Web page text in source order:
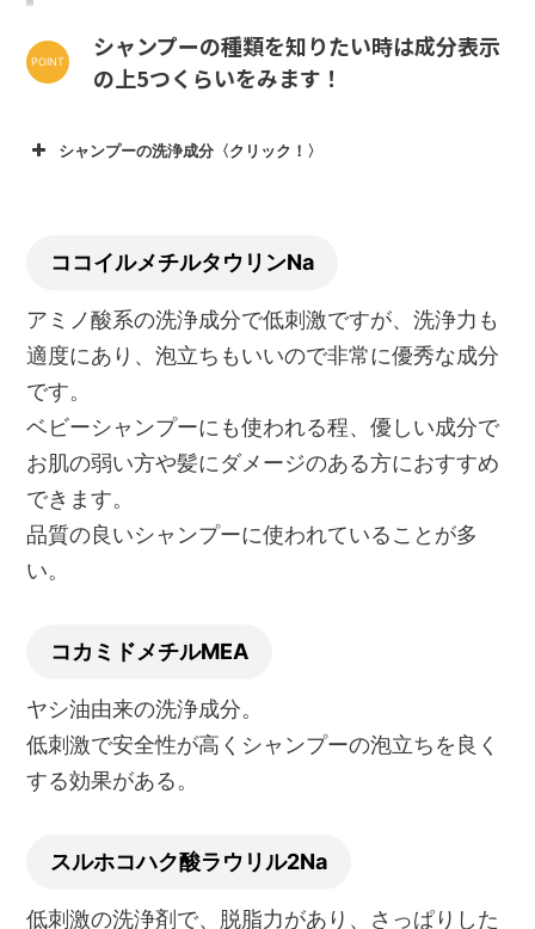
シャンプーの種類を知りたい時は成分表示
の上5つくらいをみます！
シャンプーの洗浄成分〈クリック！〉
ココイルメチルタウリンNa
アミノ酸系の洗浄成分で低刺激ですが、洗浄力も
適度にあり、泡立ちもいいので非常に優秀な成分
です。
ベビーシャンプーにも使われる程、優しい成分で
お肌の弱い方や髪にダメージのある方におすすめ
できます。
品質の良いシャンプーに使われていることが多
い。
コカミドメチルMEA
ヤシ油由来の洗浄成分。
低刺激で安全性が高くシャンプーの泡立ちを良く
する効果がある。
スルホコハク酸ラウリル2Na
低刺激の洗浄剤で、脱脂力があり、さっぱりした